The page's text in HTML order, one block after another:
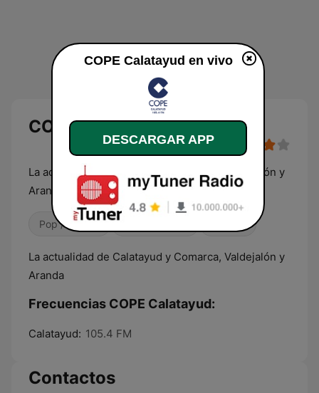
COPE Calatayud en directo
La actualidad de Calatayud y Comarca, Valdejalón y
Aranda
Pop / Top 40
La actualidad de Calatayud y Comarca, Valdejalón y
Aranda
Frecuencias COPE Calatayud:
Calatayud: 105.4 FM
Contactos
COPE Calatayud en vivo
DESCARGAR APP